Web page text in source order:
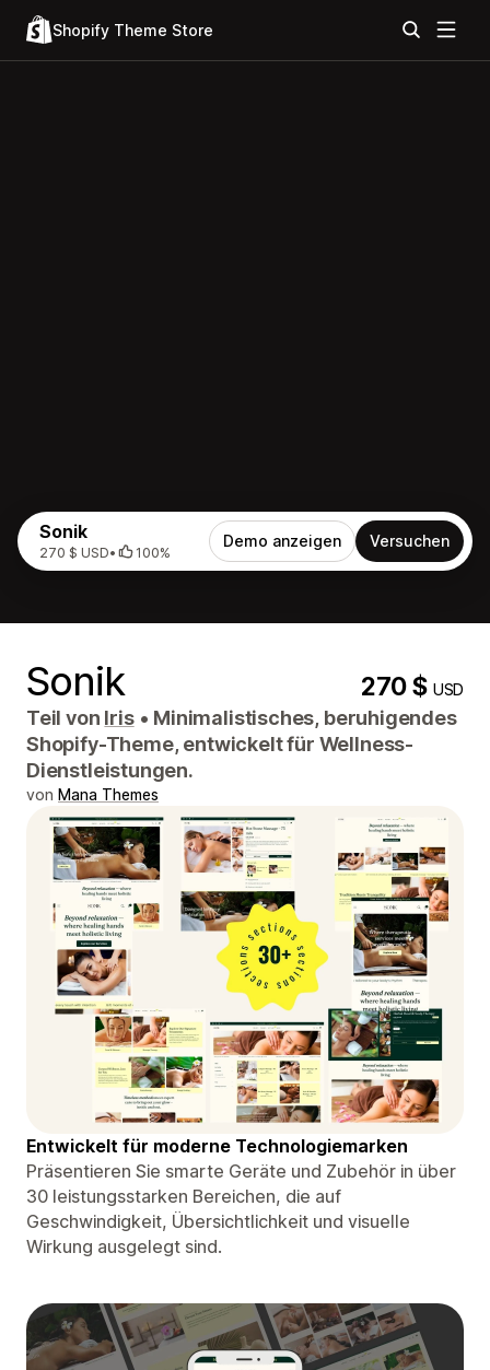
Shopify Theme Store
Sonik
270 $ USD• 100%
Demo anzeigen Versuchen
Sonik 270 $USD
Teil von Iris • Minimalistisches, beruhigendes
Shopify-Theme, entwickelt für Wellness-
Dienstleistungen.
von Mana Themes
Entwickelt für moderne Technologiemarken
Präsentieren Sie smarte Geräte und Zubehör in über
30 leistungsstarken Bereichen, die auf
Geschwindigkeit, Übersichtlichkeit und visuelle
Wirkung ausgelegt sind.